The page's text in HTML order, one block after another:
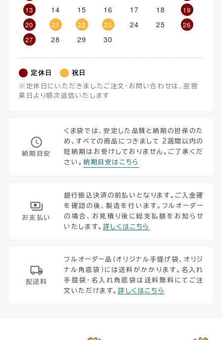
13
14 15 16 17 18
19
20
21 22 23 24 25
26
27
28 29 30
定休日 祝日
※定休日にいただきましたご注文・お問い合わせは、翌営
業日より順次返信いたします
納期目安
くま袋では、安定した品質と納期の担保のた
め、すべての商品につきまして 2週間以内の
短納期はお受けしておりません。ご了承くだ
さい。納期目安はこちら
お支払い
銀行振込決済の前払いとなります。ご入金確
を確認の後、製造を行います。フルオーダー
の場合、お見積り後に総支払額をお知らせ
いたします。 詳しくはこちら
配送料
フルオーダー品（オリジナル手提げ袋、オリジ
ナル角底袋）には送料がかかります。名入れ
手提袋・名入れ角底袋は送料無料にてご注
文いただけます。詳しくはこちら